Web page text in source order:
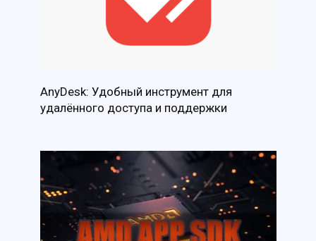
AnyDesk: Удобный инструмент для
удалённого доступа и поддержки